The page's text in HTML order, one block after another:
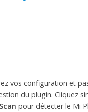
vos configuration et
du plugin. Cliquez
pour détecter le Mi